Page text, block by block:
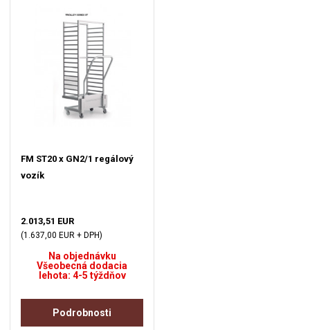
FM ST20 x GN2/1 regálový
vozík
2.013,51 EUR
(1.637,00 EUR + DPH)
Na objednávku
Všeobecná dodacia
lehota: 4-5 týždňov
Podrobnosti